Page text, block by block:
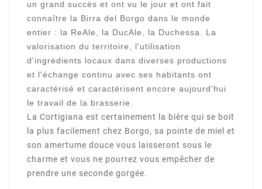
un grand succès et ont vu le jour et ont fait
connaître la Birra del Borgo dans le monde
entier : la ReAle, la DucAle, la Duchessa. La
valorisation du territoire, l'utilisation
d'ingrédients locaux dans diverses productions
et l'échange continu avec ses habitants ont
caractérisé et caractérisent encore aujourd'hui
le travail de la brasserie.
La Cortigiana est certainement la bière qui se boit
la plus facilement chez Borgo, sa pointe de miel et
son amertume douce vous laisseront sous le
charme et vous ne pourrez vous empêcher de
prendre une seconde gorgée.